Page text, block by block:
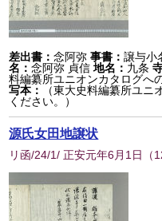
差出書：念阿弥 事書：譲与小
名：念阿弥 貞信 地名： 九条
料編纂所ユニオンカタログへ
写本：
（東大史料編纂所ユ
ください。）
源氏女田地譲状
リ函/24/1/ 正安元年6月1日 （